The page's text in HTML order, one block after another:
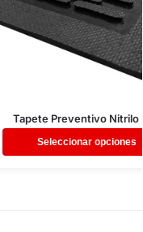
Tapete Preventivo Nitrilo
Seleccionar opciones